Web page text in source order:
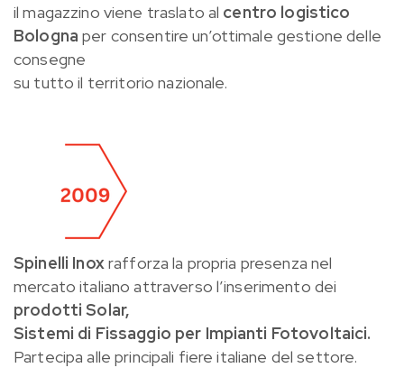
il magazzino viene traslato al centro logistico
Bologna per consentire un’ottimale gestione delle
consegne
su tutto il territorio nazionale.
Spinelli Inoxrafforza la propria presenza nel
mercato italiano attraverso l’inserimento dei
prodotti Solar,
Sistemi di Fissaggio per Impianti Fotovoltaici.
Partecipa alle principali fiere italiane del settore.